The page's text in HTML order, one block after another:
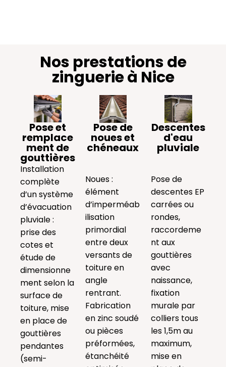
Nos prestations de
zinguerie à Nice
Pose et
remplace
ment de
gouttières
Installation
complète
d’un système
d’évacuation
pluviale :
prise des
cotes et
étude de
dimensionne
ment selon la
surface de
toiture, mise
en place de
gouttières
pendantes
(semi-
Pose de
noues et
chéneaux​
Noues :
élément
d’imperméab
ilisation
primordial
entre deux
versants de
toiture en
angle
rentrant.
Fabrication
en zinc soudé
ou pièces
préformées,
étanchéité
Descentes
d'eau
pluviale
Pose de
descentes EP
carrées ou
rondes,
raccordeme
nt aux
gouttières
avec
naissance,
fixation
murale par
colliers tous
les 1,5m au
maximum,
mise en